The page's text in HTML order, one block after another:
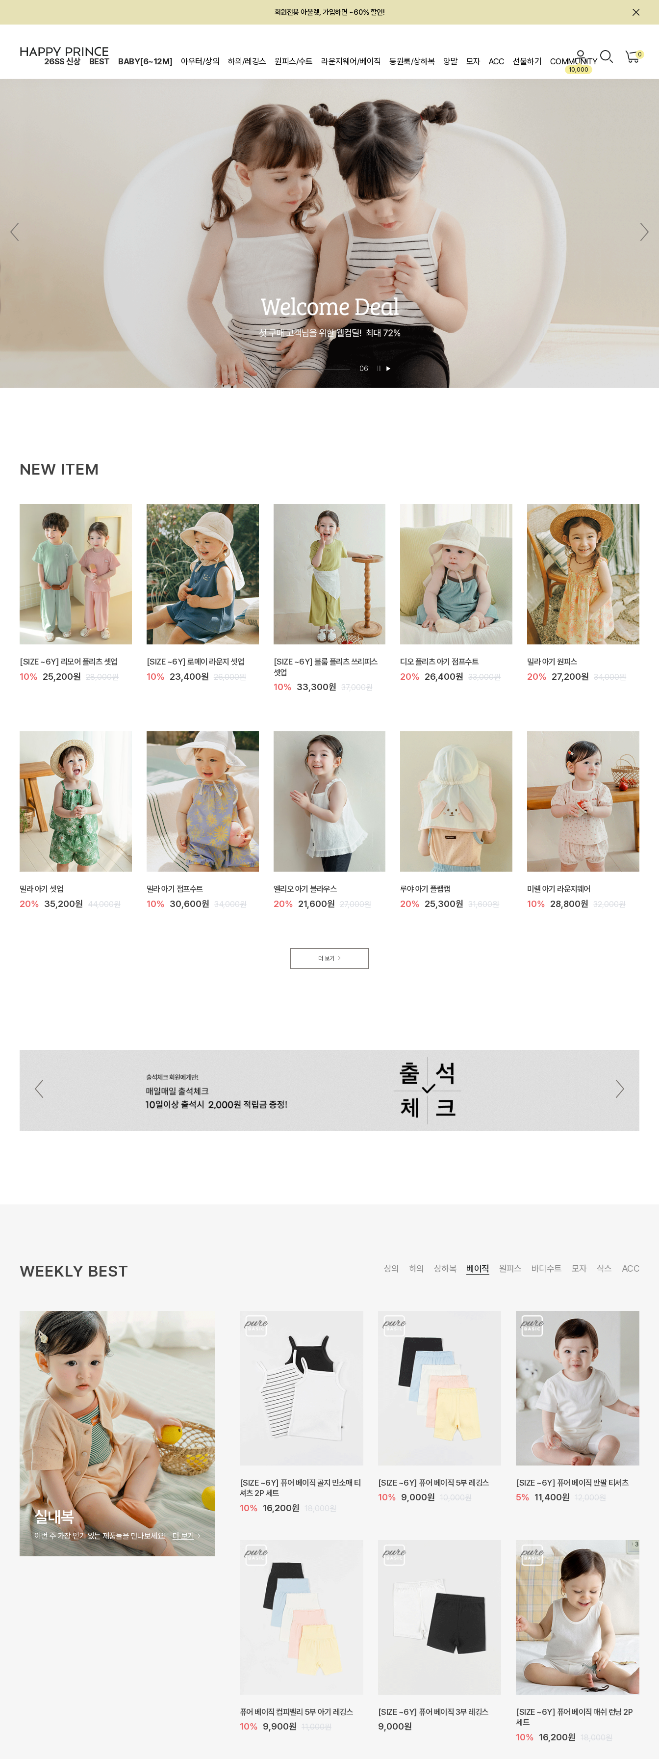
회원전용 아울렛, 가입하면 ~60% 할인!
26SS 신상 BEST BABY[6~12M] 아우터/상의 하의/레깅스 원피스/수트 라운지웨어/베이직 등원룩/상하복 양말 모자 ACC 선물하기 COMMUNITY
10,000
0
05 06
NEW ITEM
[SIZE ~6Y] 리모어 플리츠 셋업
10% 25,200원 28,000원
[SIZE ~6Y] 로메이 라운지 셋업
10% 23,400원 26,000원
[SIZE ~6Y] 블룸 플리츠 쓰리피스
셋업
10% 33,300원 37,000원
디오 플리츠 아기 점프수트
20% 26,400원 33,000원
밀라 아기 원피스
20% 27,200원 34,000원
밀라 아기 셋업
20% 35,200원 44,000원
밀라 아기 점프수트
10% 30,600원 34,000원
엘리오 아기 블라우스
20% 21,600원 27,000원
루야 아기 플랩캡
20% 25,300원 31,600원
미렐 아기 라운지웨어
10% 28,800원 32,000원
더 보기
WEEKLY BEST 상의 하의 상하복 베이직 원피스 바디수트 모자 삭스 ACC
원피스
이번 주 가장 인기 있는 제품들을 만나보세요! 더 보기
캐더린 뷔스티에 미니 아기 원피스
10% 24,300원
[SIZE ~6Y] 베르 원피스
10% 28,800원 32,000원
프로리 뷔스티에 미니 아기 원피스
20% 20,800원 26,000원
20% 29,600원 37,000원 5% 39,000원 41,000원 20% 27,200원 34,000원